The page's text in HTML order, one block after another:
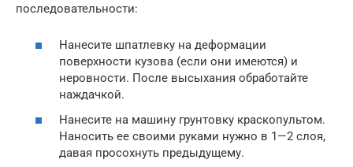
последовательности:
Нанесите шпатлевку на деформации
поверхности кузова (если они имеются) и
неровности. После высыхания обработайте
наждачкой.
Нанесите на машину грунтовку краскопультом.
Наносить ее своими руками нужно в 1—2 слоя,
давая просохнуть предыдущему.